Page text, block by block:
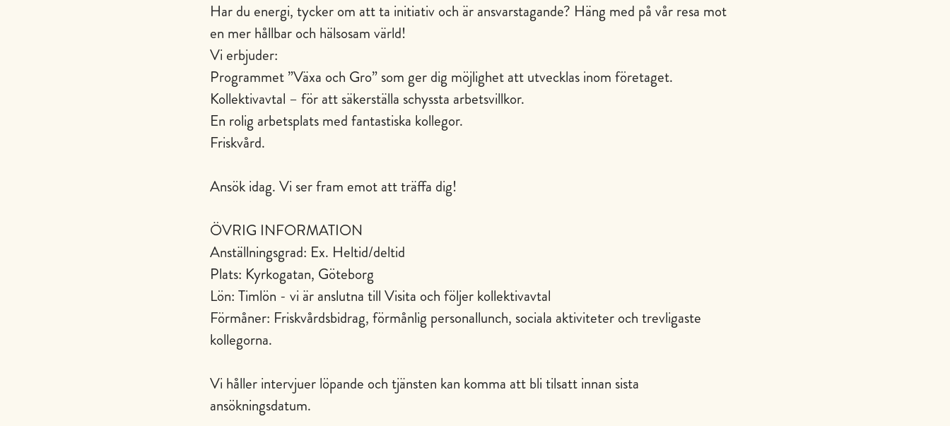
Har du energi, tycker om att ta initiativ och är ansvarstagande? Häng med på vår resa mot
en mer hållbar och hälsosam värld!
Vi erbjuder:
Programmet ”Växa och Gro” som ger dig möjlighet att utvecklas inom företaget.
Kollektivavtal – för att säkerställa schyssta arbetsvillkor.
En rolig arbetsplats med fantastiska kollegor.
Friskvård.
Ansök idag. Vi ser fram emot att träffa dig!
ÖVRIG INFORMATION
Anställningsgrad: Ex. Heltid/deltid
Plats: Kyrkogatan, Göteborg
Lön: Timlön - vi är anslutna till Visita och följer kollektivavtal
Förmåner: Friskvårdsbidrag, förmånlig personallunch, sociala aktiviteter och trevligaste
kollegorna.
Vi håller intervjuer löpande och tjänsten kan komma att bli tilsatt innan sista
ansökningsdatum.